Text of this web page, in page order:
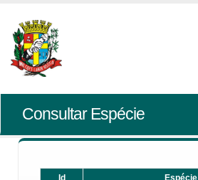
Consultar Espécie
Id
Espécie